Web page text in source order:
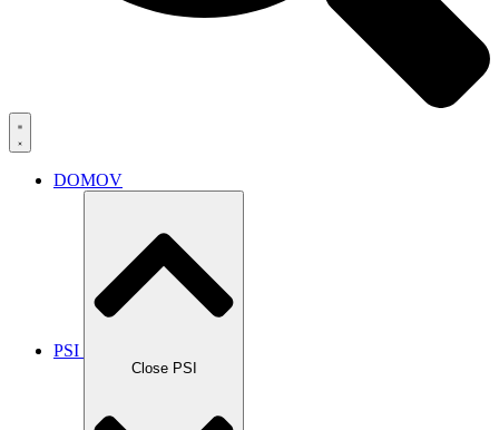
DOMOV
PSI
Close PSI